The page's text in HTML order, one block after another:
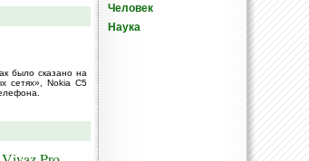
было сказано на
сетях», Nokia C5
Человек
Наука